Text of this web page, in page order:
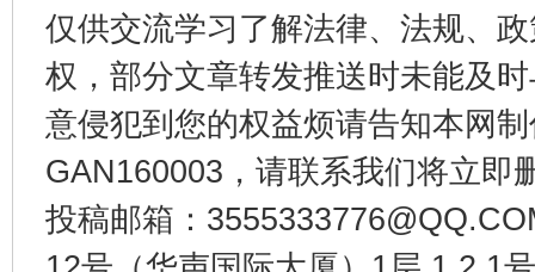
仅供交流学习了解法律、法规、
权，部分文章转发推送时未能及
意侵犯到您的权益烦请告知本网
GAN160003，请联系我们将立即
投稿邮箱：
东山县通报“牛蛙产品抗生素超标问题” 法